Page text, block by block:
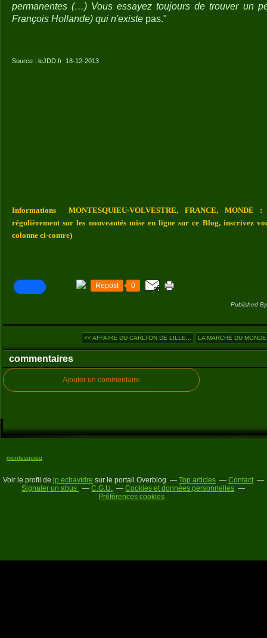
permanentes (…) Vous essayez toujours de trouver un
François Hollande) qui n'existe pas."
Source : leJDD.fr 18-12-2013
Informations MONTESQUIEU-VOLVESTRE, FRANCE, MONDE
régulièrement sur les nouveautés mise en ligne sur ce Blog, inscrivez
colonne ci-contre)
Repost 0
Published
<< AFFAIRE DU CARLTON DE LILLE... LA MARCHE DU
commentaires
Ajouter un commentaire
montesquieu
Voir le profil de jp echavidre sur le portail Overblog Top articles
Contact
Signaler un abus
C.G.U.
Cookies et données personnelles
Préférences cookies